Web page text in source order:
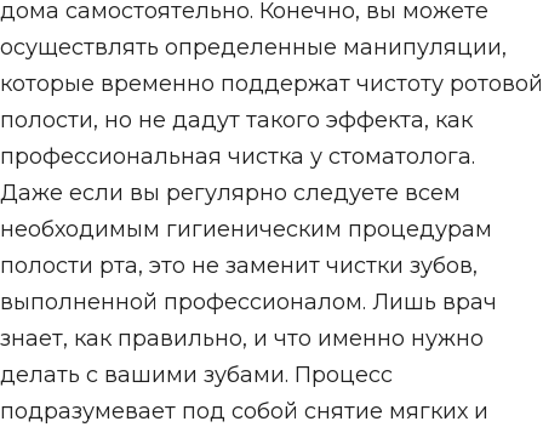
дома самостоятельно. Конечно, вы можете
осуществлять определенные манипуляции,
которые временно поддержат чистоту ротовой
полости, но не дадут такого эффекта, как
профессиональная чистка у стоматолога.
Даже если вы регулярно следуете всем
необходимым гигиеническим процедурам
полости рта, это не заменит чистки зубов,
выполненной профессионалом. Лишь врач
знает, как правильно, и что именно нужно
делать с вашими зубами. Процесс
подразумевает под собой снятие мягких и